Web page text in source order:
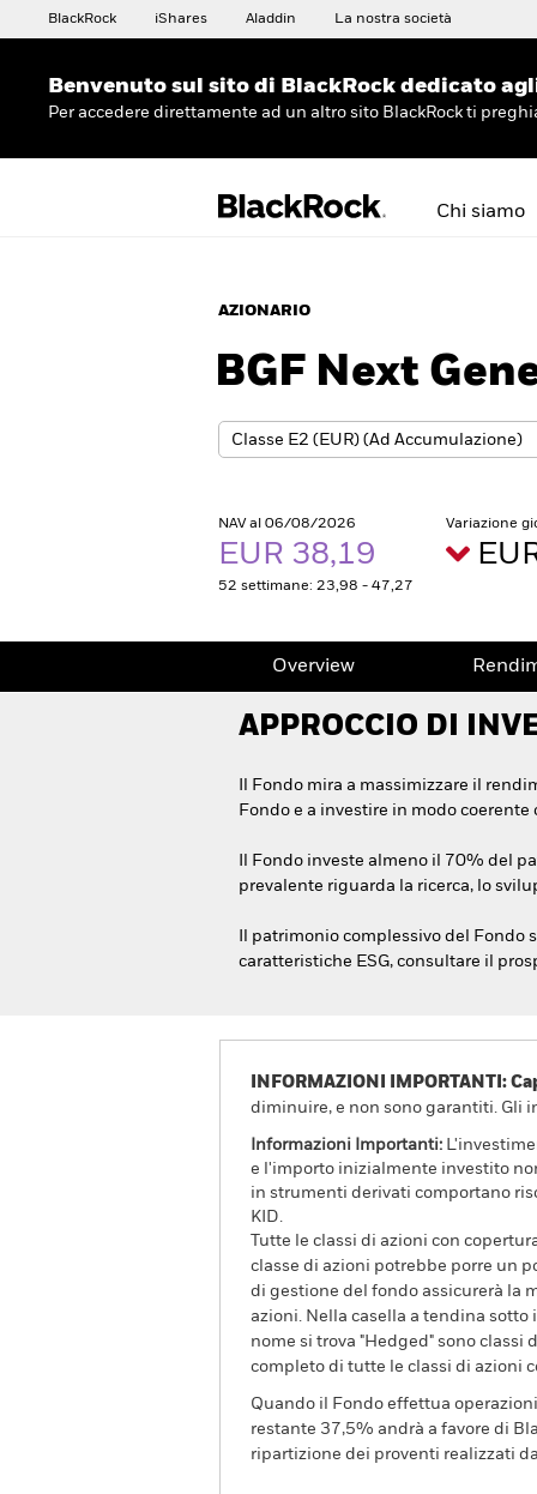
BlackRock iShares Aladdin La nostra società
Benvenuto sul sito di BlackRock dedicato
Per accedere direttamente ad un altro sito BlackRock ti
Chi siamo
AZIONARIO
BGF Next
NAV al 06/08/2026
EUR 38,19
52 settimane: 23,98 - 47,27
Variazione
Overview
APPROCCIO DI
Il Fondo mira a massimizzare il
Fondo e a investire in modo
Il Fondo investe almeno il 70% del
prevalente riguarda la ricerca, lo
Il patrimonio complessivo del
caratteristiche ESG, consultare il
INFORMAZIONI IMPORTANTI:
diminuire, e non sono garantiti. Gli
Informazioni Importanti:
e l'importo inizialmente investito
in strumenti derivati comportano
KID.
Tutte le classi di azioni con
classe di azioni potrebbe porre un
di gestione del fondo assicurerà la
azioni. Nella casella a tendina
nome si trova "Hedged" sono
completo di tutte le classi di azioni
Quando il Fondo effettua
restante 37,5% andrà a favore di
ripartizione dei proventi realizzati